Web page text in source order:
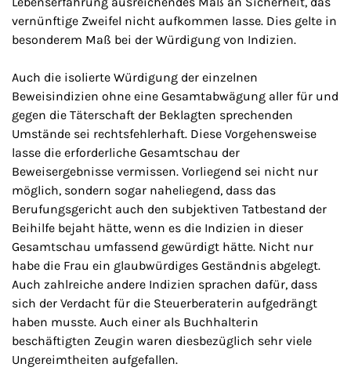
vernünftige Zweifel nicht aufkommen lasse. Dies gelte in
besonderem Maß bei der Würdigung von Indizien.
Auch die isolierte Würdigung der einzelnen
Beweisindizien ohne eine Gesamtabwägung aller für und
gegen die Täterschaft der Beklagten sprechenden
Umstände sei rechtsfehlerhaft. Diese Vorgehensweise
lasse die erforderliche Gesamtschau der
Beweisergebnisse vermissen. Vorliegend sei nicht nur
möglich, sondern sogar naheliegend, dass das
Berufungsgericht auch den subjektiven Tatbestand der
Beihilfe bejaht hätte, wenn es die Indizien in dieser
Gesamtschau umfassend gewürdigt hätte. Nicht nur
habe die Frau ein glaubwürdiges Geständnis abgelegt.
Auch zahlreiche andere Indizien sprachen dafür, dass
sich der Verdacht für die Steuerberaterin aufgedrängt
haben musste. Auch einer als Buchhalterin
beschäftigten Zeugin waren diesbezüglich sehr viele
Ungereimtheiten aufgefallen.